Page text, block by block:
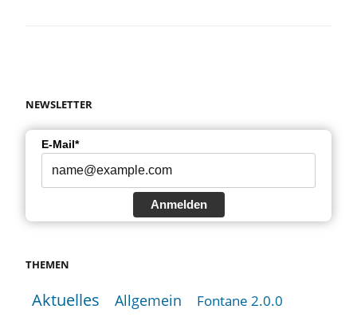
NEWSLETTER
E-Mail*
Anmelden
THEMEN
Aktuelles Allgemein Fontane 2.0.0